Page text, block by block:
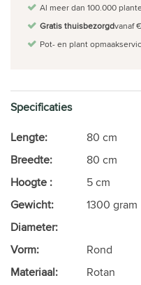
Al meer dan 100.000
Gratis thuisbezorgdvanaf
Pot- en plant
Specificaties
Lengte:
80 cm
Breedte:
80 cm
Hoogte :
5 cm
Gewicht:
1300 gram
Diameter:
Vorm:
Rond
Materiaal:
Rotan